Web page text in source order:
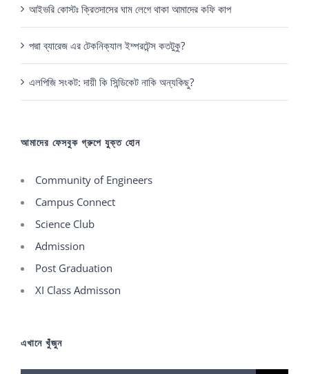
আইভরি কোস্টঃ ক্রিতদাসের ঘাম লেগে থাকা আমাদের কফি কাপ
পদ্মা ব্যারেজ এর টেকনিক্যাল ইম্পরটেন্স কতটুকু?
এলপিজি সংকট: দায়ী কি সিন্ডিকেট নাকি অন্যকিছু?
আমাদের ফেসবুক গ্রুপে যুক্ত হোন
Community of Engineers
Campus Connect
Science Club
Admission
Post Graduation
XI Class Admisson
এখানে খুঁজুন